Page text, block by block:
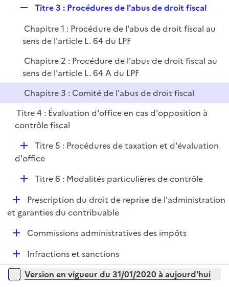
r
i
e
r
p
l
i
r
Titre 3 : Procédures de l'abus de droit fiscal
Chapitre 1 : Procédure de l'abus de droit fiscal au
sens de l'article L. 64 du LPF
Chapitre 2 : Procédure de l'abus de droit fiscal au
sens de l'article L. 64 A du LPF
Chapitre 3 : Comité de l'abus de droit fiscal
Titre 4 : Évaluation d'office en cas d'opposition à
contrôle fiscal
D
é
i
e
r
Titre 5 : Procédures de taxation et d'évaluation
d'office
D
p
l
i
e
r
Titre 6 : Modalités particulières de contrôle
D
é
r
Prescription du droit de reprise de l'administration
et garanties du contribuable
DCommissions administratives des impôts
D
é
p
Infractions et sanctions
Versions sur la période
Version en vigueur du 31/01/2020 à aujourd'hui